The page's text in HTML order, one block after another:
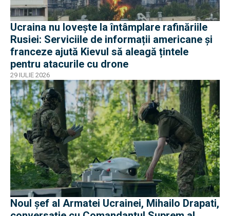
Ucraina nu lovește la întâmplare rafinăriile
Rusiei: Serviciile de informații americane și
franceze ajută Kievul să aleagă țintele
pentru atacurile cu drone
29 IULIE 2026
Noul șef al Armatei Ucrainei, Mihailo Drapati,